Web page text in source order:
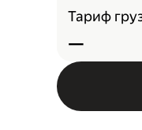
Тариф
—